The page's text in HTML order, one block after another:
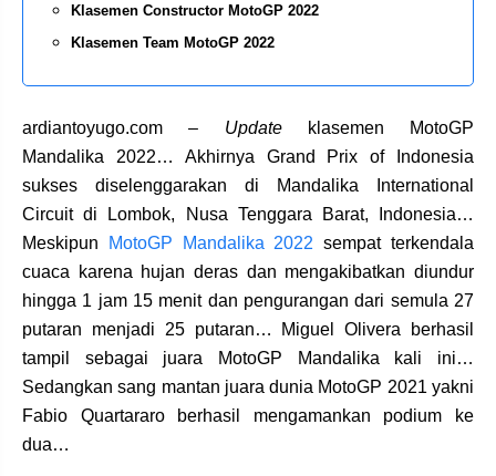
Klasemen Constructor MotoGP 2022
Klasemen Team MotoGP 2022
ardiantoyugo.com – Updateklasemen MotoGP
Mandalika 2022… Akhirnya Grand Prix of Indonesia
sukses diselenggarakan di Mandalika International
Circuit di Lombok, Nusa Tenggara Barat, Indonesia…
Meskipun
MotoGP Mandalika 2022 sempat terkendala
cuaca karena hujan deras dan mengakibatkan diundur
hingga 1 jam 15 menit dan pengurangan dari semula 27
putaran menjadi 25 putaran… Miguel Olivera berhasil
tampil sebagai juara MotoGP Mandalika kali ini…
Sedangkan sang mantan juara dunia MotoGP 2021 yakni
Fabio Quartararo berhasil mengamankan podium ke
dua…